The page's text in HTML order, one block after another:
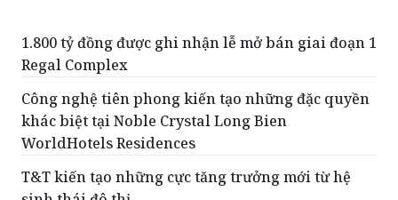
1.800 tỷ đồng được ghi nhận lễ mở bán giai đoạn 1
Regal Complex
Công nghệ tiên phong kiến tạo những đặc quyền
khác biệt tại Noble Crystal Long Bien
WorldHotels Residences
T&T kiến tạo những cực tăng trưởng mới từ hệ